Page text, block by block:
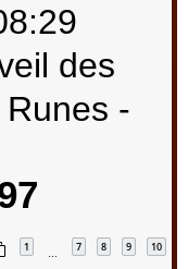
des
-
1
…
7 8 9 10